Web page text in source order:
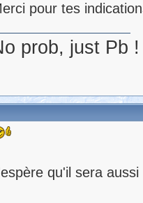
pour tes
prob, just Pb !
qu'il sera